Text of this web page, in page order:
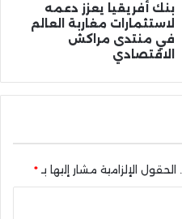
بنك أفريقيا يعزز دعمه
لاستثمارات مغاربة العالم
في منتدى مراكش
الاقتصادي
الحقول الإلزامية مشار إليها بـ *